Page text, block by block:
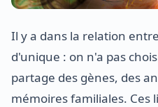
Il y a dans la relation
d'unique : on n'a pas
partage des gènes, des
mémoires familiales.